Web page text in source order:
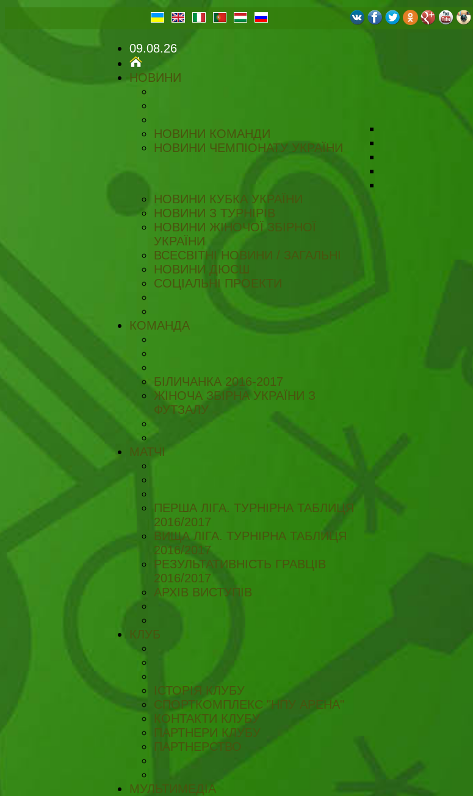
09.08.26
НОВИНИ
НОВИНИ КОМАНДИ
НОВИНИ ЧЕМПІОНАТУ УКРАЇНИ
НОВИНИ КУБКА УКРАЇНИ
НОВИНИ З ТУРНІРІВ
НОВИНИ ЖІНОЧОЇ ЗБІРНОЇ
УКРАЇНИ
ВСЕСВІТНІ НОВИНИ / ЗАГАЛЬНІ
НОВИНИ ДЮСШ
СОЦІАЛЬНІ ПРОЕКТИ
КОМАНДА
БІЛИЧАНКА 2016-2017
ЖІНОЧА ЗБІРНА УКРАЇНИ З
ФУТЗАЛУ
МАТЧІ
ПЕРША ЛІГА. ТУРНІРНА ТАБЛИЦЯ
2016/2017
ВИЩА ЛІГА. ТУРНІРНА ТАБЛИЦЯ
2016/2017
РЕЗУЛЬТАТИВНІСТЬ ГРАВЦІВ
2016/2017
АРХІВ ВИСТУПІВ
КЛУБ
ІСТОРІЯ КЛУБУ
СПОРТКОМПЛЕКС "НПУ АРЕНА"
КОНТАКТИ КЛУБУ
ПАРТНЕРИ КЛУБУ
ПАРТНЕРСТВО
МУЛЬТИМЕДІА